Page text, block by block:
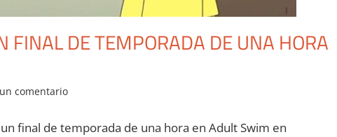
FINAL DE TEMPORADA DE UNA HORA
comentario
final de temporada de una hora en Adult Swim en